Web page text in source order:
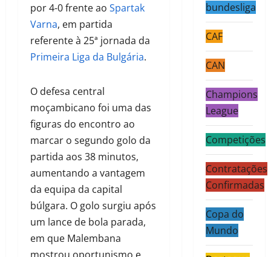
por 4-0 frente ao Spartak
Varna, em partida
referente à 25ª jornada da
Primeira Liga da Bulgária.
O defesa central
moçambicano foi uma das
figuras do encontro ao
marcar o segundo golo da
partida aos 38 minutos,
aumentando a vantagem
da equipa da capital
búlgara. O golo surgiu após
um lance de bola parada,
em que Malembana
bundesliga
CAF
CAN
Champions
League
Competições
Contratações
Confirmadas
Copa do
Mundo